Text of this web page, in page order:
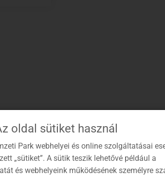
oldal sütiket használ
Park webhelyei és online szolgáltatásai
„sütiket”. A sütik teszik lehetővé például a
és webhelyeink működésének személyre